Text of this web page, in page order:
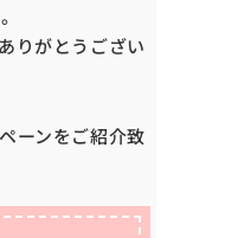
りがとうござい
ーンをご紹介致